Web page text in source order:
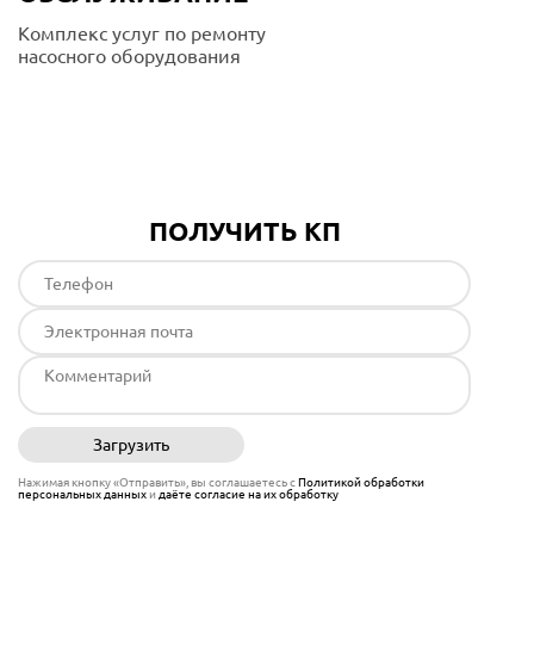
Комплекс услуг по ремонту
насосного оборудования
ПОЛУЧИТЬ КП
Загрузить
Нажимая кнопку «Отправить», вы соглашаетесь сПолитикой обработки
персональных данныхи даёте согласие на их обработку